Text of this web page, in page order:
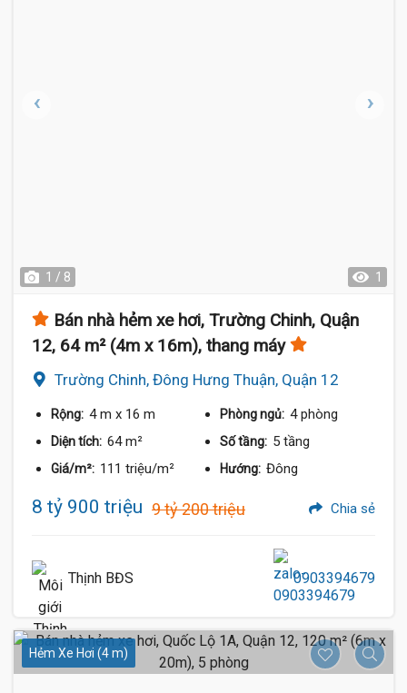
1 / 8 1
Bán nhà hẻm xe hơi, Trường Chinh, Quận
12, 64 m² (4m x 16m), thang máy
Trường Chinh, Đông Hưng Thuận, Quận 12
Rộng: 4 m x 16 m Phòng ngủ: 4 phòng
Diện tích: 64 m² Số tầng: 5 tầng
Giá/m²: 111 triệu/m² Hướng: Đông
8 tỷ 900 triệu 9 tỷ 200 triệu Chia sẻ
Thịnh BĐS 0903394679
Hẻm Xe Hơi (4 m)